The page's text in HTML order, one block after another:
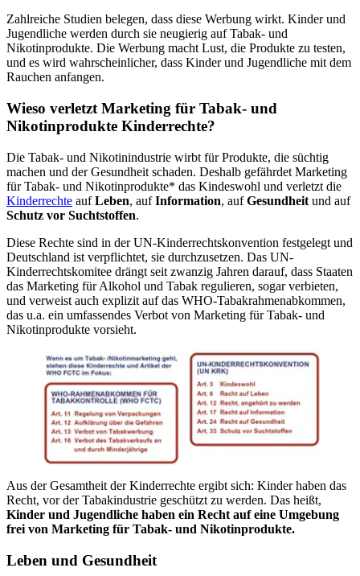
Zahlreiche Studien belegen, dass diese Werbung wirkt. Kinder und
Jugendliche werden durch sie neugierig auf Tabak- und
Nikotinprodukte. Die Werbung macht Lust, die Produkte zu testen,
und es wird wahrscheinlicher, dass Kinder und Jugendliche mit dem
Rauchen anfangen.
Wieso verletzt Marketing für Tabak- und
Nikotinprodukte Kinderrechte?
Die Tabak- und Nikotinindustrie wirbt für Produkte, die süchtig
machen und der Gesundheit schaden. Deshalb gefährdet Marketing
für Tabak- und Nikotinprodukte* das Kindeswohl und verletzt die
Kinderrechte aufLeben, aufInformation, aufGesundheit und auf
Schutz vor Suchtstoffen.
Diese Rechte sind in der UN-Kinderrechtskonvention festgelegt und
Deutschland ist verpflichtet, sie durchzusetzen. Das UN-
Kinderrechtskomitee drängt seit zwanzig Jahren darauf, dass Staaten
das Marketing für Alkohol und Tabak regulieren, sogar verbieten,
und verweist auch explizit auf das WHO-Tabakrahmenabkommen,
das u.a. ein umfassendes Verbot von Marketing für Tabak- und
Nikotinprodukte vorsieht.
Aus der Gesamtheit der Kinderrechte ergibt sich: Kinder haben das
Recht, vor der Tabakindustrie geschützt zu werden. Das heißt,
Kinder und Jugendliche haben ein Recht auf eine Umgebung
frei von Marketing für Tabak- und Nikotinprodukte.
Leben und Gesundheit